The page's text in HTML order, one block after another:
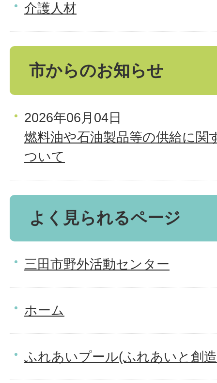
介護人材
市からのお知らせ
2026年06月04日
燃料油や石油製品等の供給に関
ついて
よく見られるページ
三田市野外活動センター
ホーム
ふれあいプール(ふれあいと創